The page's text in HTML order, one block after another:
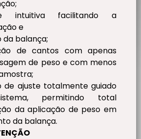
intuitiva facilitando a
e
da balança;
de cantos com apenas
de peso e com menos
de ajuste totalmente guiado
permitindo total
da aplicação de peso em
da balança.